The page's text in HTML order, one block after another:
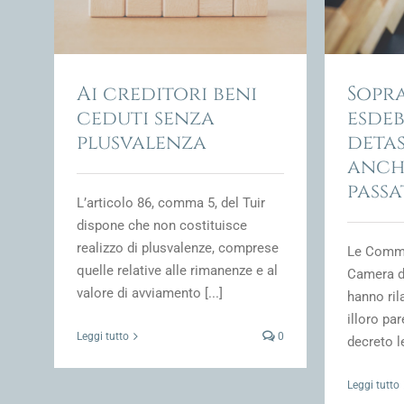
Ai creditori beni
ceduti senza
plusvalenza
L’articolo 86, comma 5, del Tuir
dispone che non costituisce
realizzo di plusvalenze, comprese
quelle relative alle rimanenze e al
valore di avviamento [...]
Leggi tutto 0
Le
Camera
hanno
illoro
decreto
Leggi tutto